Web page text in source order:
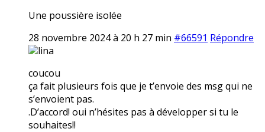
Une poussière isolée
28 novembre 2024 à 20 h 27 min #66591 Répondre
lina
coucou
ça fait plusieurs fois que je t’envoie des msg qui ne
s’envoient pas.
.D’accord! oui n’hésites pas à développer si tu le
souhaites!!